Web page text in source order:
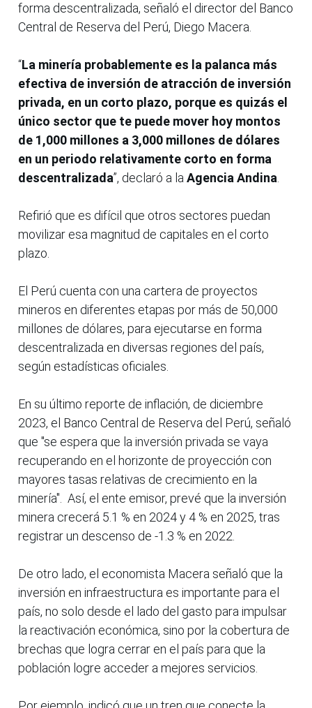
forma descentralizada, señaló el director del Banco
Central de Reserva del Perú, Diego Macera.
“La minería probablemente es la palanca más
efectiva de inversión de atracción de inversión
privada, en un corto plazo, porque es quizás el
único sector que te puede mover hoy montos
de 1,000 millones a 3,000 millones de dólares
en un periodo relativamente corto en forma
descentralizada”, declaró a laAgencia Andina.
Refirió que es difícil que otros sectores puedan
movilizar esa magnitud de capitales en el corto
plazo.
El Perú cuenta con una cartera de proyectos
mineros en diferentes etapas por más de 50,000
millones de dólares, para ejecutarse en forma
descentralizada en diversas regiones del país,
según estadísticas oficiales.
En su último reporte de inflación, de diciembre
2023, el Banco Central de Reserva del Perú, señaló
que "se espera que la inversión privada se vaya
recuperando en el horizonte de proyección con
mayores tasas relativas de crecimiento en la
minería". Así, el ente emisor, prevé que la inversión
minera crecerá 5.1 % en 2024 y 4 % en 2025, tras
registrar un descenso de -1.3 % en 2022.
De otro lado, el economista Macera señaló que la
inversión en infraestructura es importante para el
país, no solo desde el lado del gasto para impulsar
la reactivación económica, sino por la cobertura de
brechas que logra cerrar en el país para que la
población logre acceder a mejores servicios.